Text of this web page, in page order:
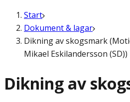
Start
Dokument & lagar
Dikning av skogsmark
Mikael Eskilandersson (SD))
Dikning av